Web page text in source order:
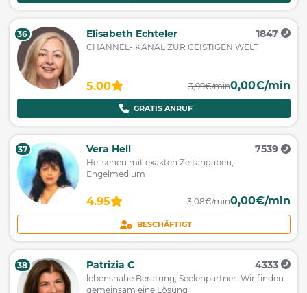
36 Elisabeth Echteler 1847
CHANNEL- KANAL ZUR GEISTIGEN WELT
5.00 3,99€/min0,00€/min
GRATIS ANRUF
37 Vera Hell 7539
Hellsehen mit exakten Zeitangaben,
Engelmedium
4.95 3,08€/min0,00€/min
BESCHÄFTIGT
38 Patrizia C 4333
lebensnahe Beratung, Seelenpartner. Wir finden
gemeinsam eine Lösung